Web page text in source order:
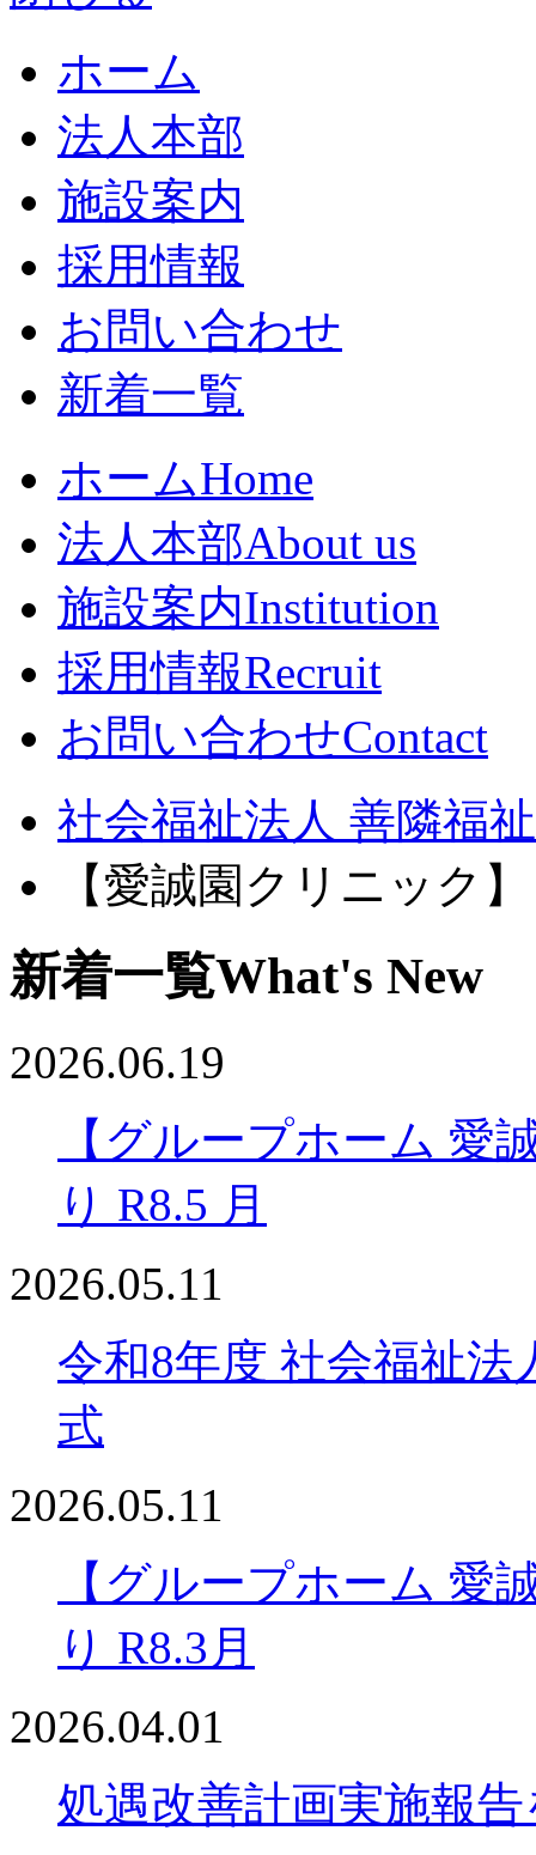
ホーム
法人本部
施設案内
採用情報
お問い合わせ
新着一覧
ホームHome
法人本部About us
施設案内Institution
採用情報Recruit
お問い合わせContact
社会福祉法人 善隣福
【愛誠園クリニック
新着一覧What's New
2026.06.19
【グループホーム 愛
り R8.5 月
2026.05.11
令和8年度 社会福祉法
式
2026.05.11
【グループホーム 愛
り R8.3月
2026.04.01
処遇改善計画実施報